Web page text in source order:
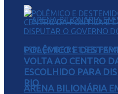
ARENA BILIONÁRIA
POLÊMICO E
VOLTA AO CENTRO
ESCOLHIDO PARA
RIO